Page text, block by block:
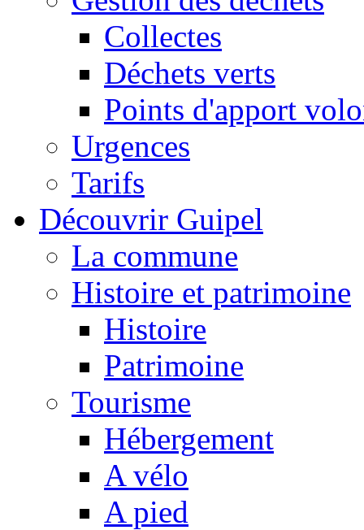
Collectes
Déchets verts
Points d'apport
Urgences
Tarifs
Découvrir Guipel
La commune
Histoire et patrimoine
Histoire
Patrimoine
Tourisme
Hébergement
A vélo
A pied